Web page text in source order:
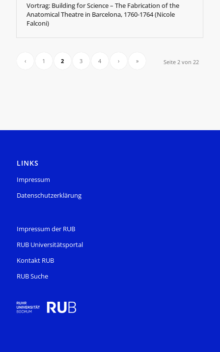
Vortrag: Building for Science – The Fabrication of the
Anatomical Theatre in Barcelona, 1760-1764 (Nicole
Falconi)
Seite 2 von 22
‹ 1 2 3 4 › »
LINKS
Impressum
Datenschutzerklärung
Impressum der RUB
RUB Universitätsportal
Kontakt RUB
RUB Suche